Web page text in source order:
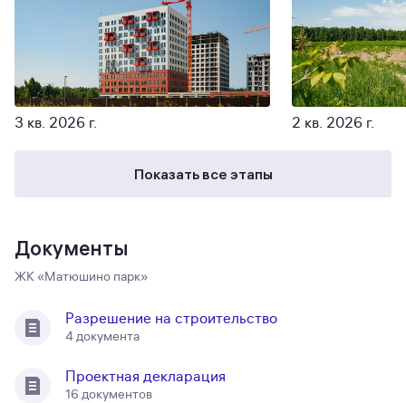
3 кв. 2026 г. 2 кв. 2026 г.
Показать все этапы
Документы
ЖК «Матюшино парк»
Разрешение на строительство
4 документа
Проектная декларация
16 документов